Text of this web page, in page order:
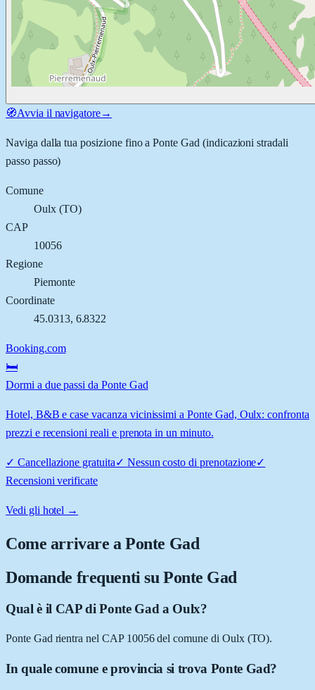
🧭Avvia il navigatore→
Naviga dalla tua posizione fino aPonte Gad (indicazioni stradali
passo passo)
Comune
Oulx(TO)
CAP
10056
Regione
Piemonte
Coordinate
45.0313, 6.8322
Booking.com
🛏️
Dormi a due passi da Ponte Gad
Hotel, B&B e case vacanza vicinissimi a Ponte Gad, Oulx: confronta
prezzi e recensioni reali e prenota in un minuto.
✓ Cancellazione gratuita✓ Nessun costo di prenotazione✓
Recensioni verificate
Vedi gli hotel →
Come arrivare aPonte Gad
Domande frequenti su Ponte Gad
Qual è il CAP di Ponte Gad a Oulx?
Ponte Gad rientra nel CAP 10056 del comune di Oulx (TO).
In quale comune e provincia si trova Ponte Gad?